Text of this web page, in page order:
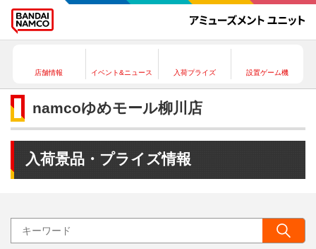
店舗情報 イベント&ニュース 入荷プライズ 設置ゲーム機
namcoゆめモール柳川店
入荷景品・プライズ情報